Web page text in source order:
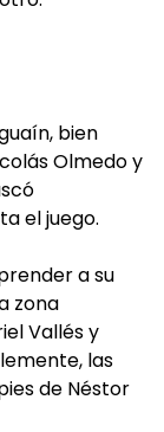
bien
Olmedo y
el juego.
a su
zona
Vallés y
las
de Néstor